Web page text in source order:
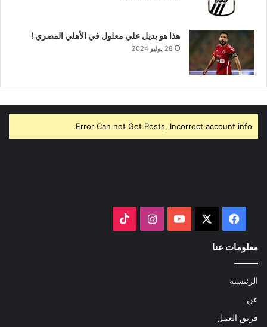
هذا هو بديل علي معلول في الأهلي المصري !
28 يوليو 2024
Error Can not Get Posts, Incorrect account info.
فيسبوك ‫YouTubeانستقرام
معلومات عنا
الرئيسية
عن
فريق العمل